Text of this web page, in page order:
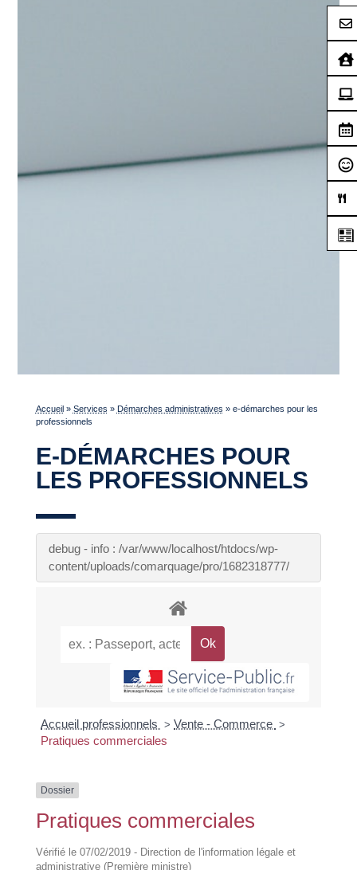
Accueil » Services » Démarches administratives » e-démarches pour les
professionnels
E-DÉMARCHES POUR
LES PROFESSIONNELS
debug - info : /var/www/localhost/htdocs/wp-
content/uploads/comarquage/pro/1682318777/
Accueil professionnels > Vente - Commerce >
Pratiques commerciales
Dossier
Pratiques commerciales
Vérifié le 07/02/2019 - Direction de l'information légale et
administrative (Première ministre)